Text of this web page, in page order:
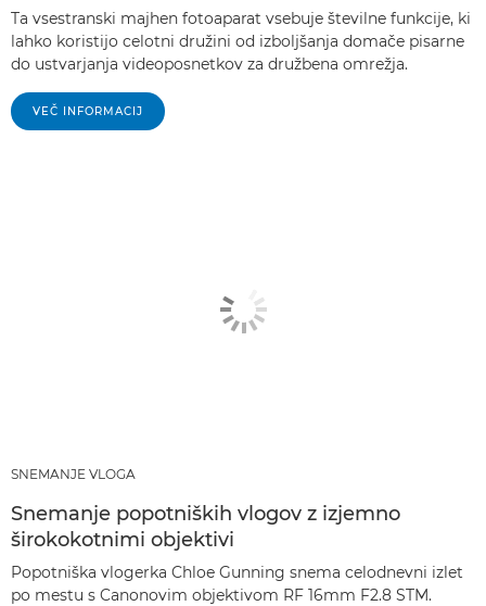
Ta vsestranski majhen fotoaparat vsebuje številne funkcije, ki
lahko koristijo celotni družini od izboljšanja domače pisarne
do ustvarjanja videoposnetkov za družbena omrežja.
VEČ INFORMACIJ
SNEMANJE VLOGA
Snemanje popotniških vlogov z izjemno
širokokotnimi objektivi
Popotniška vlogerka Chloe Gunning snema celodnevni izlet
po mestu s Canonovim objektivom RF 16mm F2.8 STM.